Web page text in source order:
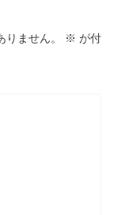
ません。 ※ が付